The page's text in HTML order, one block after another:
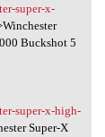
super-x-
Buckshot 5
super-x-high-
Super-X